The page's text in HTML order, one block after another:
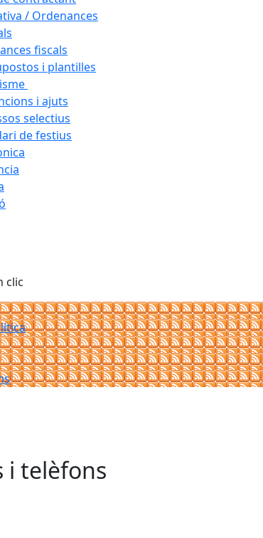
/ Ordenances
fiscals
i plantilles
i ajuts
selectius
de festius
clic
i telèfons